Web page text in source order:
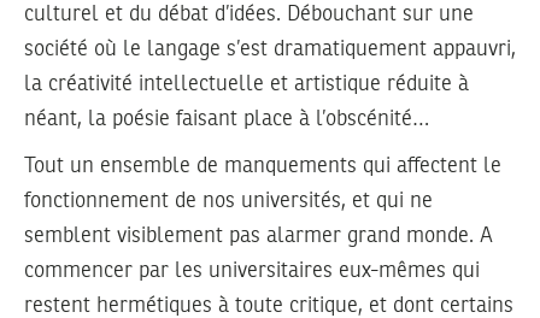
culturel et du débat d’idées. Débouchant sur une
société où le langage s’est dramatiquement appauvri,
la créativité intellectuelle et artistique réduite à
néant, la poésie faisant place à l’obscénité…
Tout un ensemble de manquements qui affectent le
fonctionnement de nos universités, et qui ne
semblent visiblement pas alarmer grand monde. A
commencer par les universitaires eux-mêmes qui
restent hermétiques à toute critique, et dont certains